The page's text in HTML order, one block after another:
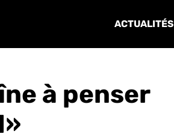
ACTUALITÉS
à penser